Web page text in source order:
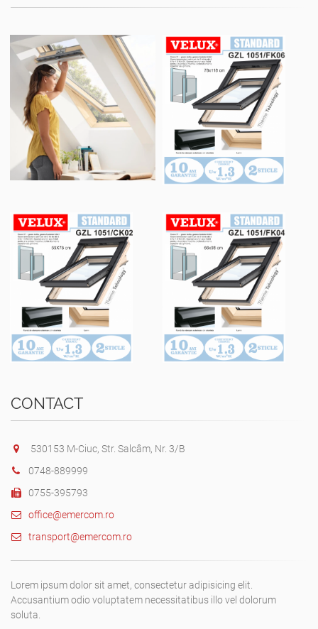
CONTACT
530153 M-Ciuc, Str. Salcâm, Nr. 3/B
0748-889999
0755-395793
office@emercom.ro
transport@emercom.ro
Lorem ipsum dolor sit amet, consectetur adipisicing elit.
Accusantium odio voluptatem necessitatibus illo vel dolorum
soluta.